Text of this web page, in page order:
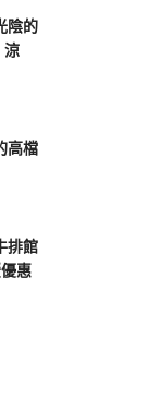
陰的
涼
高檔
排館
惠